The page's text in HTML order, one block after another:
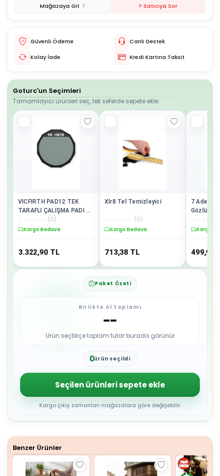
Mağazaya Git ? Satıcıya Sor
Güvenli Ödeme
Canlı Destek
Kolay İade
Kredi Kartına Taksit
Goturc'un Seçimleri
Tamamlayıcı ürünleri seç, tek seferde sepete ekle.
VICFIRTH PAD12 TEK
TARAFLI ÇALIŞMA PADI 12
inç Soft 12" Practice Pad
(0)
Kargo Bedava
3.322,90 TL
Xlr8 Tel Temizleyici
(0)
Kargo Bedava
713,38 TL
7 Adet
Gözlü
SazKargo
499,99
Paket Özeti
Birlikte Al Toplamı
--
Ürün seçtikçe toplam tutar burada görünür
0
2
3
4
5
6
8
ürün seçildi
Seçilen ürünleri sepete ekle
Kargo çıkış zamanları mağazalara göre değişebilir.
Benzer Ürünler